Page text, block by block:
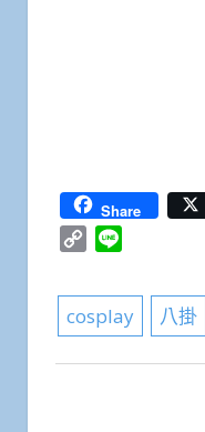
Share
Copy
cosplay 八掛